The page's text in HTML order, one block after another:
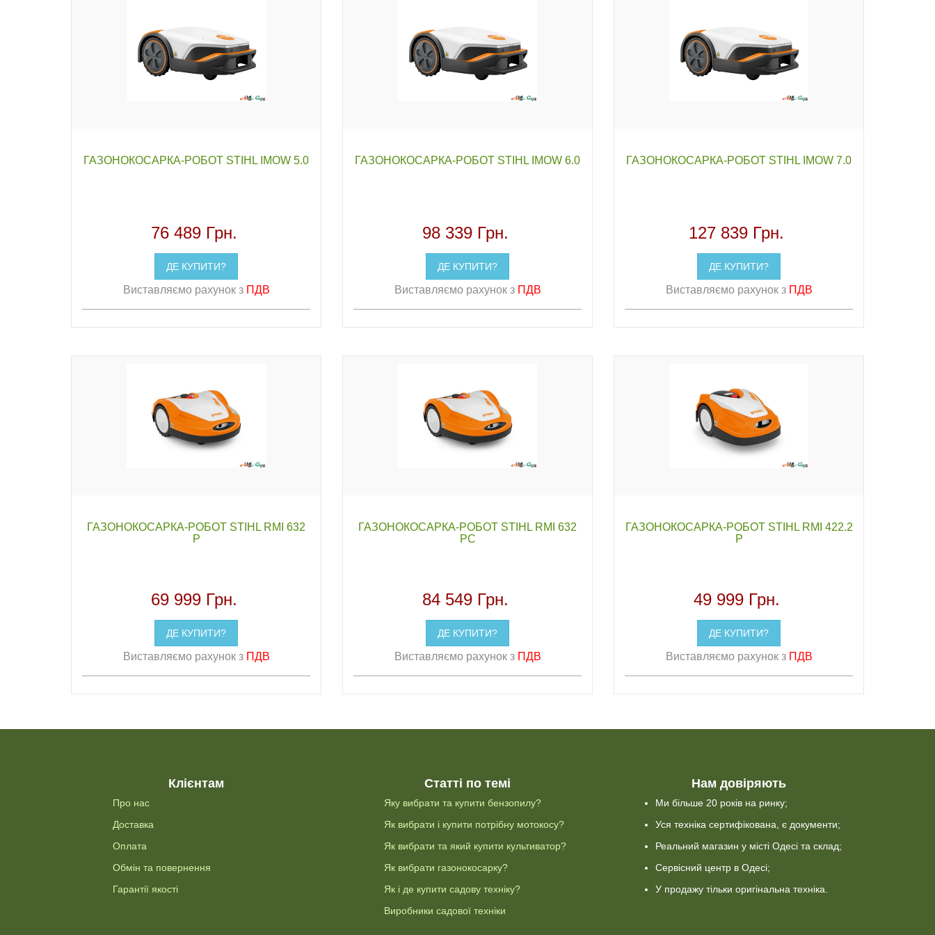
ГАЗОНОКОСАРКА-РОБОТ STIHL IMOW 5.0
76 489 Грн.
ДЕ КУПИТИ?
Виставляємо рахунок з ПДВ
ГАЗОНОКОСАРКА-РОБОТ STIHL IMOW 6.0
98 339 Грн.
ДЕ КУПИТИ?
Виставляємо рахунок з ПДВ
ГАЗОНОКОСАРКА-РОБОТ STIHL IMOW 7.0
127 839 Грн.
ДЕ КУПИТИ?
Виставляємо рахунок з ПДВ
ГАЗОНОКОСАРКА-РОБОТ STIHL RMI 632
P
69 999 Грн.
ДЕ КУПИТИ?
Виставляємо рахунок з ПДВ
ГАЗОНОКОСАРКА-РОБОТ STIHL RMI 632
PC
84 549 Грн.
ДЕ КУПИТИ?
Виставляємо рахунок з ПДВ
ГАЗОНОКОСАРКА-РОБОТ STIHL RМІ 422.2
Р
49 999 Грн.
ДЕ КУПИТИ?
Виставляємо рахунок з ПДВ
Клієнтам
Про нас
Доставка
Оплата
Обмін та повернення
Гарантії якості
Статті по темі
Яку вибрати та купити бензопилу?
Як вибрати і купити потрібну мотокосу?
Як вибрати та який купити культиватор?
Як вибрати газонокосарку?
Як і де купити садову техніку?
Виробники садової техніки
Нам довіряють
Ми більше 20 років на ринку;
Уся техніка сертифікована, є документи;
Реальний магазин у місті Одесі та склад;
Сервісний центр в Одесі;
У продажу тільки оригінальна техніка.